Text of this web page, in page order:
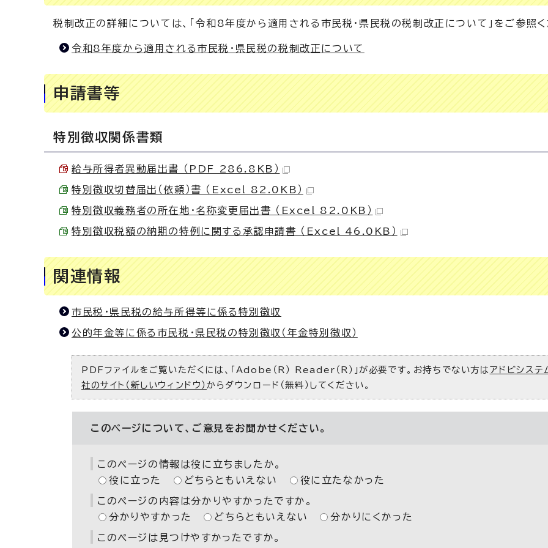
税制改正の詳細については、「令和8年度から適用される市民税・県民税の税制改正について」をご参照く
令和8年度から適用される市民税・県民税の税制改正について
申請書等
特別徴収関係書類
給与所得者異動届出書 （PDF 286.8KB）
特別徴収切替届出（依頼）書 （Excel 82.0KB）
特別徴収義務者の所在地・名称変更届出書 （Excel 82.0KB）
特別徴収税額の納期の特例に関する承認申請書 （Excel 46.0KB）
関連情報
市民税・県民税の給与所得等に係る特別徴収
公的年金等に係る市民税・県民税の特別徴収（年金特別徴収）
PDFファイルをご覧いただくには、「Adobe（R） Reader（R）」が必要です。お持ちでない方は アドビシステ
社のサイト（新しいウィンドウ） からダウンロード（無料）してください。
このページについて、ご意見をお聞かせください。
このページの情報は役に立ちましたか。
役に立った
どちらともいえない 役に立たなかった
このページの内容は分かりやすかったですか。
分かりやすかった
どちらともいえない 分かりにくかった
このページは見つけやすかったですか。